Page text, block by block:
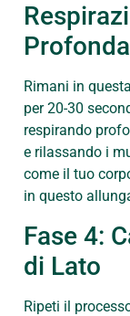
Profonda
Rimani in
per 20-30
respirando
e rilassando i
come il tuo
in questo
Fase 4:
di Lato
Ripeti il